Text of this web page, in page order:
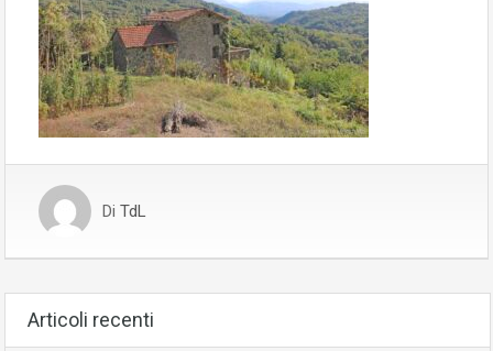
Di TdL
Articoli recenti